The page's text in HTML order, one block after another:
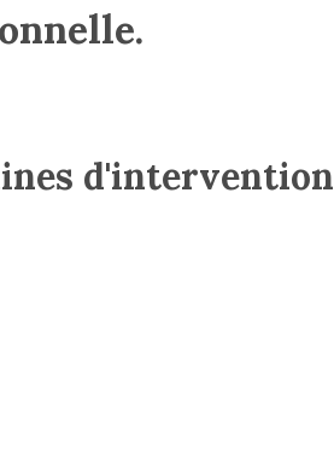
d'intervention